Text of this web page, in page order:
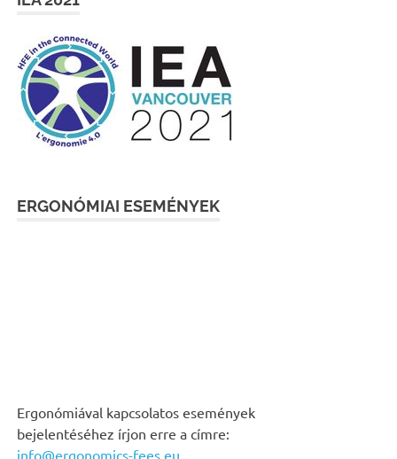
ERGONÓMIAI ESEMÉNYEK
Ergonómiával kapcsolatos események
bejelentéséhez írjon erre a címre:
info@ergonomics-fees.eu